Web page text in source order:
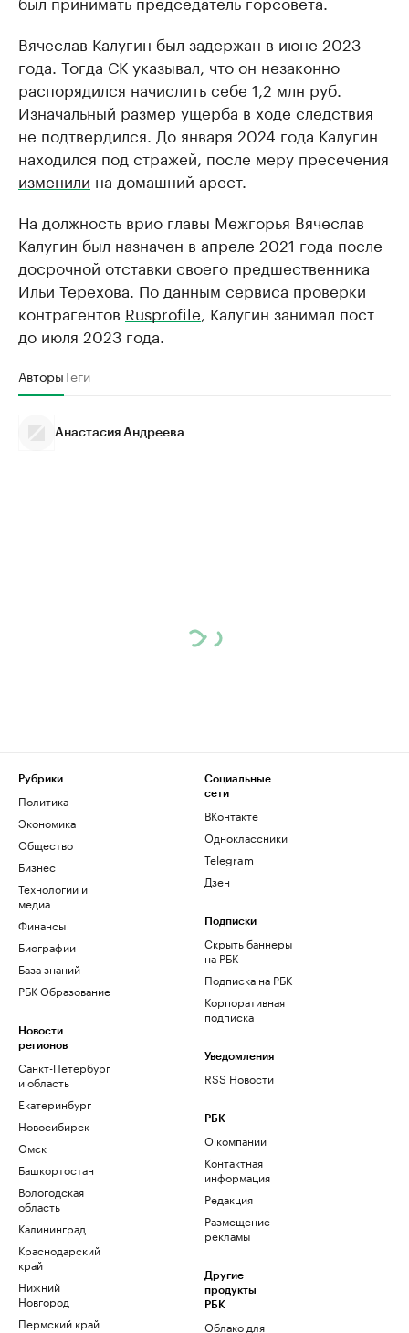
Вячеслав Калугин был задержан в июне 2023
года. Тогда СК указывал, что он незаконно
распорядился начислить себе 1,2 млн руб.
Изначальный размер ущерба в ходе следствия
не подтвердился. До января 2024 года Калугин
находился под стражей, после меру пресечения
изменили на домашний арест.
На должность врио главы Межгорья Вячеслав
Калугин был назначен в апреле 2021 года после
досрочной отставки своего предшественника
Ильи Терехова. По данным сервиса проверки
контрагентов Rusprofile , Калугин занимал пост
до июля 2023 года.
АвторыТеги
Анастасия Андреева
Рубрики
Политика
Экономика
Общество
Бизнес
Технологии и
медиа
Финансы
Биографии
База знаний
РБК Образование
Новости
регионов
Санкт-Петербург
и область
Екатеринбург
Новосибирск
Омск
Башкортостан
Вологодская
область
Калининград
Краснодарский
край
Нижний
Новгород
Пермский край
Социальные
сети
ВКонтакте
Одноклассники
Telegram
Дзен
Подписки
Скрыть баннеры
на РБК
Подписка на РБК
Корпоративная
подписка
Уведомления
RSS Новости
РБК
О компании
Контактная
информация
Редакция
Размещение
рекламы
Другие
продукты
РБК
Облако для